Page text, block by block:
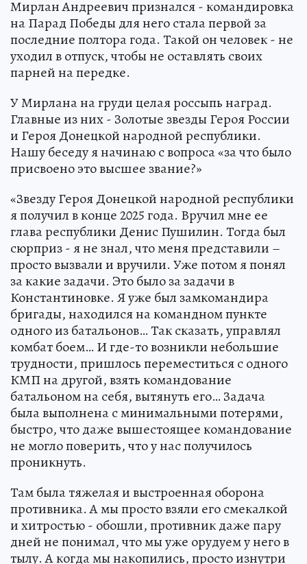
Мирлан Андреевич признался - командировка
на Парад Победы для него стала первой за
последние полтора года. Такой он человек - не
уходил в отпуск, чтобы не оставлять своих
парней на передке.
У Мирлана на груди целая россыпь наград.
Главные из них - Золотые звезды Героя России
и Героя Донецкой народной республики.
Нашу беседу я начинаю с вопроса «за что было
присвоено это высшее звание?»
«Звезду Героя Донецкой народной республики
я получил в конце 2025 года. Вручил мне ее
глава республики Денис Пушилин. Тогда был
сюрприз - я не знал, что меня представили –
просто вызвали и вручили. Уже потом я понял
за какие задачи. Это было за задачи в
Константиновке. Я уже был замкомандира
бригады, находился на командном пункте
одного из батальонов… Так сказать, управлял
комбат боем… И где-то возникли небольшие
трудности, пришлось переместиться с одного
КМП на другой, взять командование
батальоном на себя, вытянуть его… Задача
была выполнена с минимальными потерями,
быстро, что даже вышестоящее командование
не могло поверить, что у нас получилось
проникнуть.
Там была тяжелая и выстроенная оборона
противника. А мы просто взяли его смекалкой
и хитростью - обошли, противник даже пару
дней не понимал, что мы уже орудуем у него в
тылу. А когда мы накопились, просто изнутри